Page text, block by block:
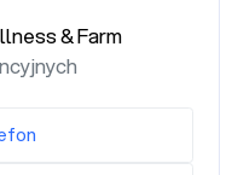
& Farm